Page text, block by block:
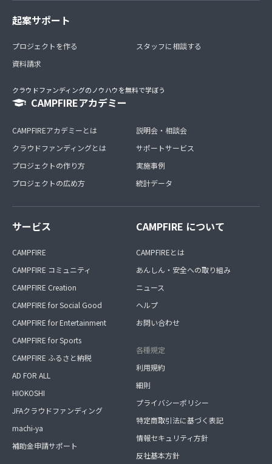
起案サポート
プロジェクトを作る
資料請求
スタッフに相談する
クラウドファンディングのノウハウを無料で学ぼう
CAMPFIREアカデミー
CAMPFIREアカデミーとは
クラウドファンディングとは
プロジェクトの作り方
プロジェクトの広め方
説明会・相談会
サポートサービス
実施事例
統計データ
サービス
CAMPFIRE
CAMPFIRE コミュニティ
CAMPFIRE Creation
CAMPFIRE for Social Good
CAMPFIRE for Entertainment
CAMPFIRE for Sports
CAMPFIRE ふるさと納税
AD FOR ALL
HIOKOSHI
JFAクラウドファンディング
machi-ya
補助金申請サポート
CAMPFIRE について
CAMPFIREとは
あんしん・安全への取り組み
ニュース
ヘルプ
お問い合わせ
各種規定
利用規約
細則
プライバシーポリシー
特定商取引法に基づく表記
情報セキュリティ方針
反社基本方針